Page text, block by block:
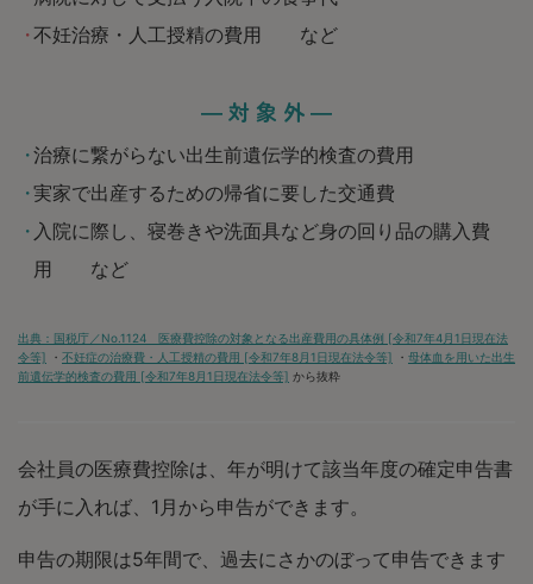
・不妊治療・人工授精の費用 など
— 対 象 外 —
・治療に繋がらない出生前遺伝学的検査の費用
・実家で出産するための帰省に要した交通費
・入院に際し、寝巻きや洗面具など身の回り品の購入費
用 など
出典：国税庁／No.1124 医療費控除の対象となる出産費用の具体例 [令和7年4月1日現在法
令等]
・ 不妊症の治療費・人工授精の費用 [令和7年8月1日現在法令等] ・ 母体血を用いた出生
前遺伝学的検査の費用 [令和7年8月1日現在法令等] から抜粋
会社員の医療費控除は、年が明けて該当年度の確定申告書
が手に入れば、1月から申告ができます。
申告の期限は5年間で、過去にさかのぼって申告できます